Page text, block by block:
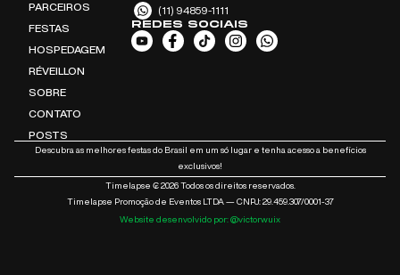
PARCEIROS
FESTAS
HOSPEDAGEM
RÉVEILLON
SOBRE
CONTATO
POSTS
(11) 94859-1111
REDES SOCIAIS
Descubra as melhores festas do Brasil em um só lugar e tenha acesso a benefícios
exclusivos!
Timelapse ₢ 2026 Todos os direitos reservados.
Timelapse Promoção de Eventos LTDA — CNPJ: 29.459.307/0001-37
Website desenvolvido por: @victorwuix